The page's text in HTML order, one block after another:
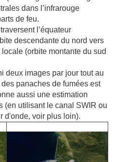
dans l’infrarouge
de feu.
l’équateur
descendante du nord vers
(orbite montante du sud
deux images par jour tout au
panaches de fumées est
aussi une estimation
(en utilisant le canal SWIR ou
d'onde, voir plus loin).